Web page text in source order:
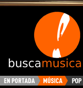
BuscaMusica.es